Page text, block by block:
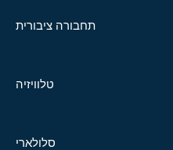
תחבורה ציבורית
טלוויזיה
סלולארי